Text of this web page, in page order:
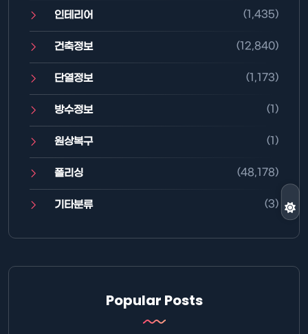
인테리어 (1,435)
건축정보 (12,840)
단열정보 (1,173)
방수정보 (1)
원상복구 (1)
폴리싱 (48,178)
기타분류 (3)
Popular Posts